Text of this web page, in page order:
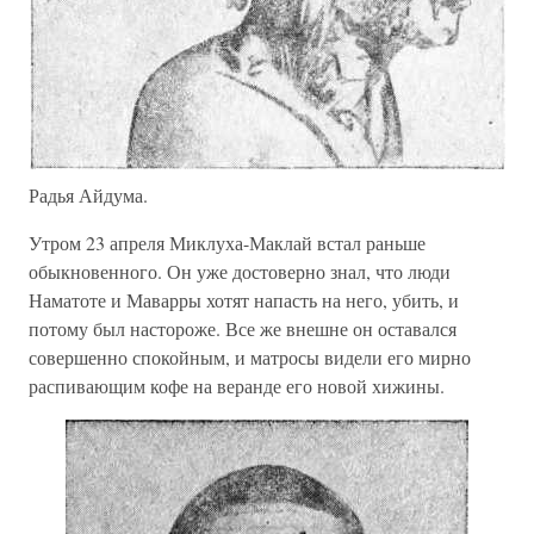
Радья Айдума.
Утром 23 апреля Миклуха-Маклай встал раньше
обыкновенного. Он уже достоверно знал, что люди
Наматоте и Маварры хотят напасть на него, убить, и
потому был настороже. Все же внешне он оставался
совершенно спокойным, и матросы видели его мирно
распивающим кофе на веранде его новой хижины.